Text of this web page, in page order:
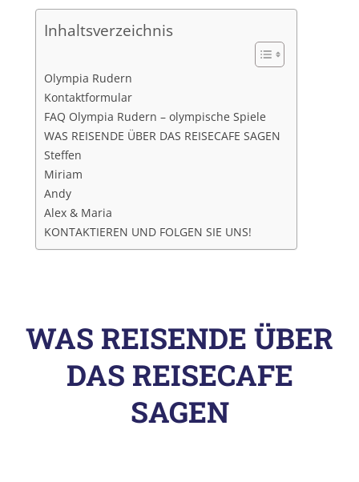
Inhaltsverzeichnis
Olympia Rudern
Kontaktformular
FAQ Olympia Rudern – olympische Spiele
WAS REISENDE ÜBER DAS REISECAFE SAGEN
Steffen
Miriam
Andy
Alex & Maria
KONTAKTIEREN UND FOLGEN SIE UNS!
WAS REISENDE ÜBER
DAS REISECAFE
SAGEN